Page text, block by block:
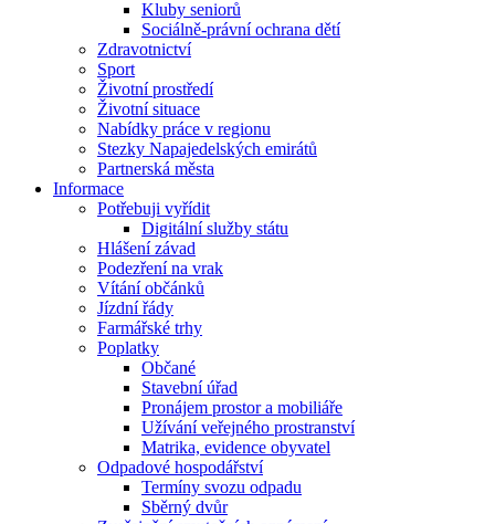
Kluby seniorů
Sociálně-právní ochrana dětí
Zdravotnictví
Sport
Životní prostředí
Životní situace
Nabídky práce v regionu
Stezky Napajedelských emirátů
Partnerská města
Informace
Potřebuji vyřídit
Digitální služby státu
Hlášení závad
Podezření na vrak
Vítání občánků
Jízdní řády
Farmářské trhy
Poplatky
Občané
Stavební úřad
Pronájem prostor a mobiliáře
Užívání veřejného prostranství
Matrika, evidence obyvatel
Odpadové hospodářství
Termíny svozu odpadu
Sběrný dvůr